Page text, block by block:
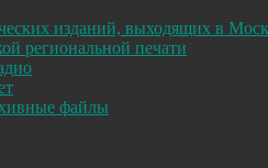
изданий, выходящих в
региональной печати
файлы